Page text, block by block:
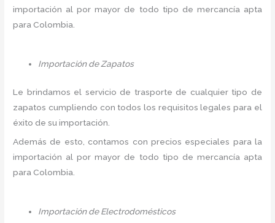
importación al por mayor de todo tipo de mercancía apta
para Colombia.
Importación de Zapatos
Le brindamos el servicio de trasporte de cualquier tipo de
zapatos cumpliendo con todos los requisitos legales para el
éxito de su importación.
Además de esto, contamos con precios especiales para la
importación al por mayor de todo tipo de mercancía apta
para Colombia.
Importación de Electrodomésticos